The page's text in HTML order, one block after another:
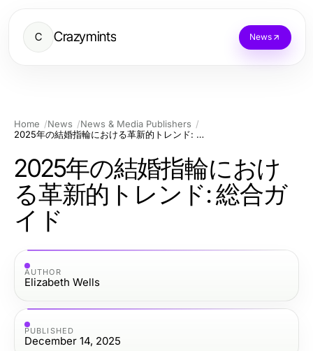
C Crazymints News
Home News
News & Media Publishers
2025年の結婚指輪における革新的トレンド: 総合ガイド
2025年の結婚指輪におけ
る革新的トレンド: 総合ガ
イド
AUTHOR
Elizabeth Wells
PUBLISHED
December 14, 2025